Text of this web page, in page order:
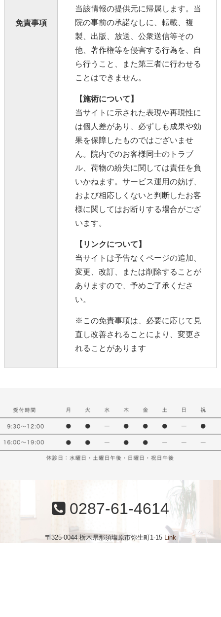
免責事項
当該情報の提供元に帰属します。当
院の事前の承諾なしに、転載、複
製、出版、放送、公衆送信等その
他、著作権等を侵害する行為を、自
ら行うこと、また第三者に行わせる
ことはできません。
【施術について】
当サイトに示された表現や再現性に
は個人差があり、必ずしも成果や効
果を保障したものではございませ
ん。院内でのお客様同士のトラブ
ル、荷物の紛失に関しては責任を負
いかねます。サービス運用の妨げ、
および相応しくないと判断したお客
様に関してはお断りする場合がござ
います。
【リンクについて】
当サイトは予告なくページの追加、
変更、改訂、または削除することが
ありますので、予めご了承くださ
い。
※この免責事項は、必要に応じて見
直し改善されることにより、変更さ
れることがあります
0287-61-4614
〒325-0044 栃木県那須塩原市弥生町1-15 Link